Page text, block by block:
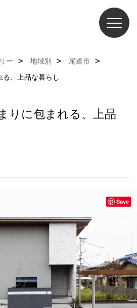
ー 地域別
尾道市
る、上品な暮らし
りに包まれる、上品
Save